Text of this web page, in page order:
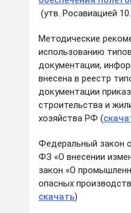
(утв. Росавиацией
Методические
использованию
документации,
внесена в реестр
документации
строительства и
хозяйства РФ (
Федеральный закон
ФЗ «О внесении
закон «О
опасных
скачать)